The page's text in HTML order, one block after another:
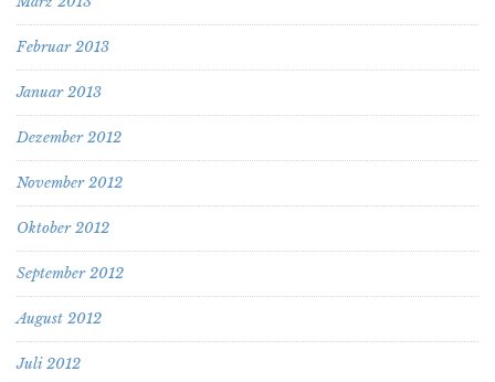
Februar 2013
Januar 2013
Dezember 2012
November 2012
Oktober 2012
September 2012
August 2012
Juli 2012